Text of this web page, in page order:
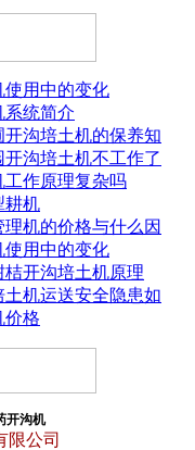
使用中的变化
系统简介
开沟培土机的保养知
开沟培土机不工作了
工作原理复杂吗
耕机
机的价格与什么因
使用中的变化
桔开沟培土机原理
土机运送安全隐患如
价格
开沟机
限公司